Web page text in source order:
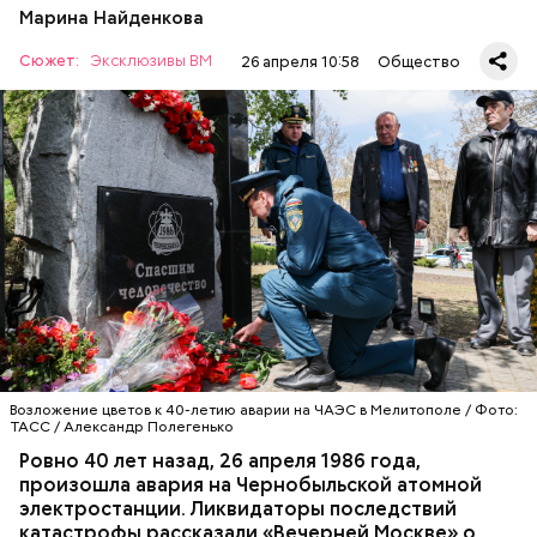
Марина Найденкова
Сюжет: Эксклюзивы ВМ 26 апреля 10:58 Общество
Возложение цветов к 40-летию аварии на ЧАЭС в Мелитополе / Фото:
ТАСС / Александр Полегенько
Ровно 40 лет назад, 26 апреля 1986 года,
произошла авария на Чернобыльской атомной
электростанции. Ликвидаторы последствий
Специалист гражданской обороны Московского
авиацентра Владимир Макеев в 1986 году служил в
Киеве в отдельном механизированном полку
гражданской обороны. На тот момент, когда
произошла авария на Чернобыльской атомной
станции, ему было 26 лет.
АВАРИИ ЧЕРНОБЫЛЬ ИСТОРИЯ
Как гласит предание, совершая паломничество в
Иерусалим, Николай Чудотворец по просьбе
А еще, удержав меч палача, святой Николай спас от
смерти трех мужей, невинно осужденных
корыстолюбивым градоначальником.